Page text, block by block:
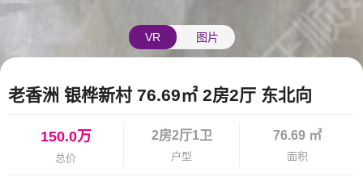
VR 图片
老香洲 银桦新村 76.69㎡ 2房2厅 东北向
150.0万
总价
2房2厅1卫
户型
76.69 ㎡
面积